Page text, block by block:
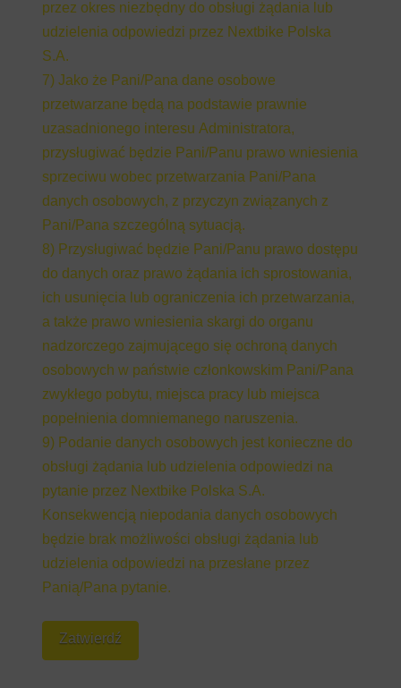
przez okres niezbędny do obsługi żądania lub
udzielenia odpowiedzi przez Nextbike Polska
S.A.
7) Jako że Pani/Pana dane osobowe
przetwarzane będą na podstawie prawnie
uzasadnionego interesu Administratora,
przysługiwać będzie Pani/Panu prawo wniesienia
sprzeciwu wobec przetwarzania Pani/Pana
danych osobowych, z przyczyn związanych z
Pani/Pana szczególną sytuacją.
8) Przysługiwać będzie Pani/Panu prawo dostępu
do danych oraz prawo żądania ich sprostowania,
ich usunięcia lub ograniczenia ich przetwarzania,
a także prawo wniesienia skargi do organu
nadzorczego zajmującego się ochroną danych
osobowych w państwie członkowskim Pani/Pana
zwykłego pobytu, miejsca pracy lub miejsca
popełnienia domniemanego naruszenia.
9) Podanie danych osobowych jest konieczne do
obsługi żądania lub udzielenia odpowiedzi na
pytanie przez Nextbike Polska S.A.
Konsekwencją niepodania danych osobowych
będzie brak możliwości obsługi żądania lub
udzielenia odpowiedzi na przesłane przez
Panią/Pana pytanie.
Zatwierdź